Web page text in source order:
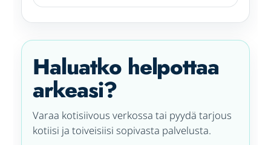
Haluatko helpottaa
arkeasi?
Varaa kotisiivous verkossa tai pyydä tarjous
kotiisi ja toiveisiisi sopivasta palvelusta.